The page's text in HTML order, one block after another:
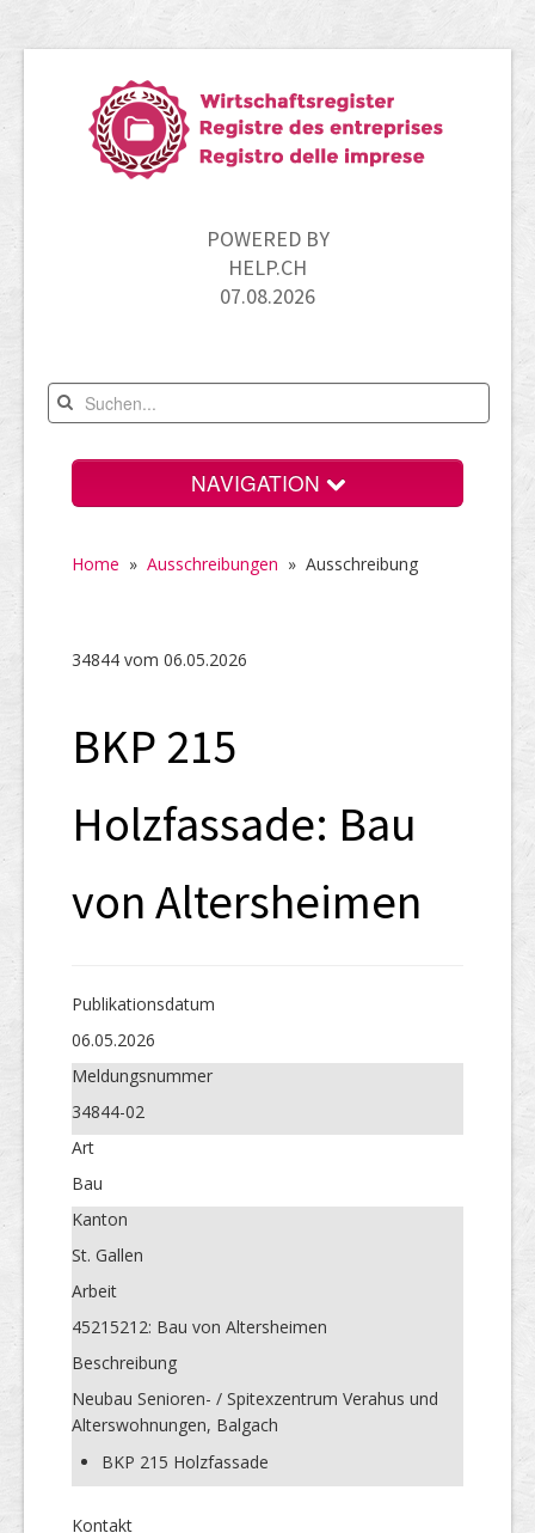
POWERED BY
HELP.CH
07.08.2026
NAVIGATION
UID-Register
Home » Ausschreibungen » Ausschreibung
34844 vom 06.05.2026
BKP 215
Holzfassade: Bau
von Altersheimen
Publikations­datum
06.05.2026
Meldungs­nummer
34844-02
Art
Bau
Kanton
St. Gallen
Arbeit
45215212: Bau von Altersheimen
Beschreibung
Neubau Senioren- / Spitexzentrum Verahus und
Alterswohnungen, Balgach
BKP 215 Holzfassade
Kontakt